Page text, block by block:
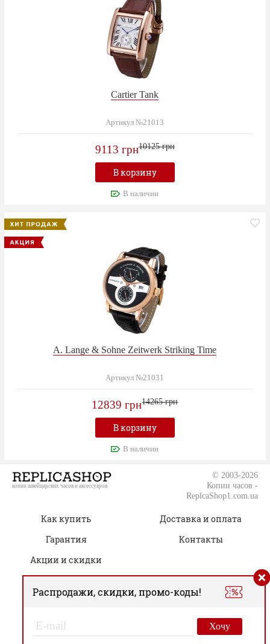
Cartier Tank
Артикул №21013
9113 грн10125 грн
В корзину
В наличии
A. Lange & Sohne Zeitwerk Striking Time
Артикул №21031
12839 грн14265 грн
В корзину
В наличии
копии швейцарских часов и аксессуаров
© 2003-2026
Копии часов -
ReplcaShop1.com.ua
Как купить
Доставка и оплата
Гарантия
Контакты
Акции и скидки
(050) 805-76-96
Вс. Только онлайн-заказы
Распродажи, скидки, промо-коды!
Хочу